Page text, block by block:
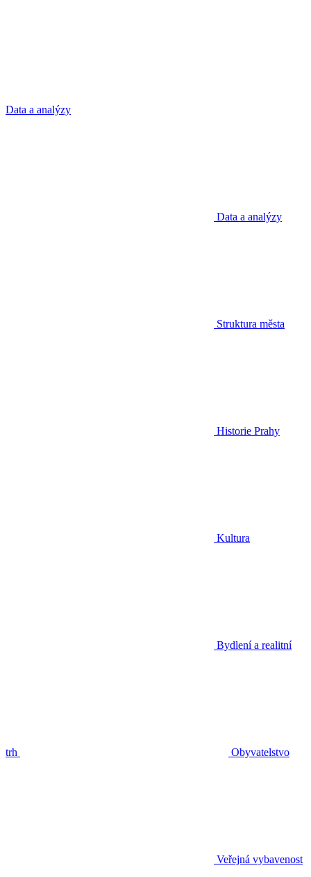
Data a analýzy
Data a analýzy
Struktura města
Historie Prahy
Kultura
Bydlení a realitní
trh Obyvatelstvo
Veřejná vybavenost